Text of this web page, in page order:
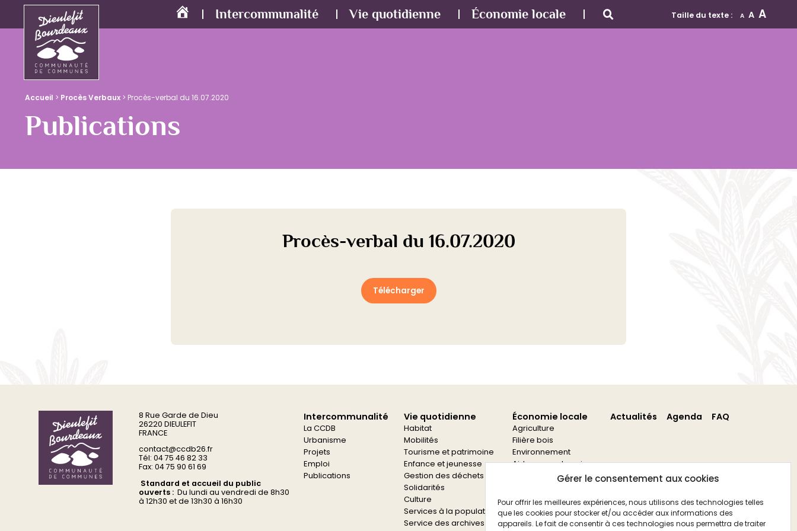
Gérer le consentement aux cookies
Pour offrir les meilleures expériences, nous utilisons des technologies telles
que les cookies pour stocker et/ou accéder aux informations des
appareils. Le fait de consentir à ces technologies nous permettra de traiter
Accueil Intercommunalité Vie quotidienne Économie locale Taille du texte : A A A
Accueil > Procès Verbaux > Procès-verbal du 16.07.2020
Publications
Télécharger
Procès-verbal du 16.07.2020
8 Rue Garde de Dieu
26220 DIEULEFIT
FRANCE
contact@ccdb26.fr
Tél: 04 75 46 82 33
Fax: 04 75 90 61 69
Standard et accueil du public
ouverts :Du lundi au vendredi de 8h30
à 12h30 et de 13h30 à 16h30
Intercommunalité
La CCDB
Urbanisme
Projets
Emploi
Publications
Vie quotidienne
Habitat
Mobilités
Tourisme et patrimoine
Enfance et jeunesse
Gestion des déchets
Solidarités
Culture
Services à la population
Service des archives
Économie locale
Agriculture
Filière bois
Environnement
Aides aux entreprises
Aides aux associations
Actualités Agenda FAQ